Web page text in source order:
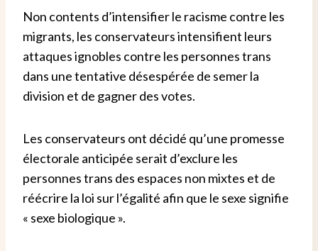
Non contents d’intensifier le racisme contre les
migrants, les conservateurs intensifient leurs
attaques ignobles contre les personnes trans
dans une tentative désespérée de semer la
division et de gagner des votes.
Les conservateurs ont décidé qu’une promesse
électorale anticipée serait d’exclure les
personnes trans des espaces non mixtes et de
réécrire la loi sur l’égalité afin que le sexe signifie
« sexe biologique ».